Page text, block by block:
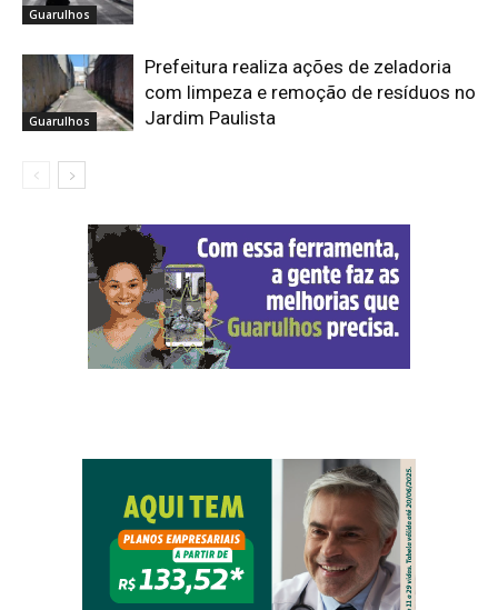
Guarulhos
Guarulhos
Prefeitura realiza ações de zeladoria
com limpeza e remoção de resíduos no
Jardim Paulista